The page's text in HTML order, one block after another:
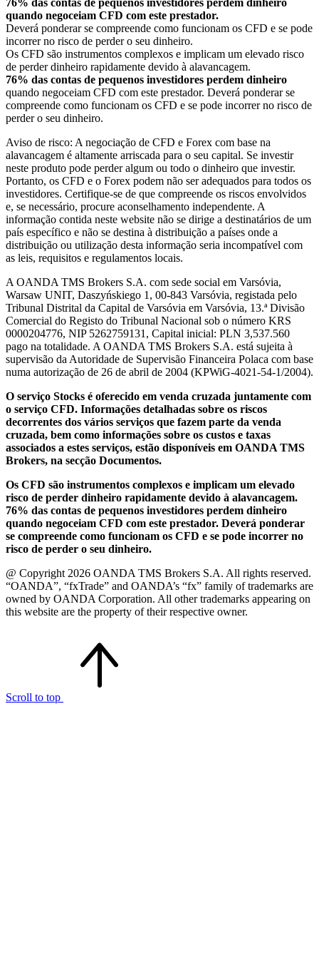
quando negoceiam CFD com este prestador.
Deverá ponderar se compreende como funcionam os CFD e se pode
incorrer no risco de perder o seu dinheiro.
Os CFD são instrumentos complexos e implicam um elevado risco
de perder dinheiro rapidamente devido à alavancagem.
76% das contas de pequenos investidores perdem dinheiro
quando negoceiam CFD com este prestador. Deverá ponderar se
compreende como funcionam os CFD e se pode incorrer no risco de
perder o seu dinheiro.
Aviso de risco: A negociação de CFD e Forex com base na
alavancagem é altamente arriscada para o seu capital. Se investir
neste produto pode perder algum ou todo o dinheiro que investir.
Portanto, os CFD e o Forex podem não ser adequados para todos os
investidores. Certifique-se de que compreende os riscos envolvidos
e, se necessário, procure aconselhamento independente. A
informação contida neste website não se dirige a destinatários de um
país específico e não se destina à distribuição a países onde a
distribuição ou utilização desta informação seria incompatível com
as leis, requisitos e regulamentos locais.
A OANDA TMS Brokers S.A. com sede social em Varsóvia,
Warsaw UNIT, Daszyńskiego 1, 00-843 Varsóvia, registada pelo
Tribunal Distrital da Capital de Varsóvia em Varsóvia, 13.ª Divisão
Comercial do Registo do Tribunal Nacional sob o número KRS
0000204776, NIP 5262759131, Capital inicial: PLN 3,537.560
pago na totalidade. A OANDA TMS Brokers S.A. está sujeita à
supervisão da Autoridade de Supervisão Financeira Polaca com base
numa autorização de 26 de abril de 2004 (KPWiG-4021-54-1/2004).
O serviço Stocks é oferecido em venda cruzada juntamente com
o serviço CFD. Informações detalhadas sobre os riscos
decorrentes dos vários serviços que fazem parte da venda
cruzada, bem como informações sobre os custos e taxas
associados a estes serviços, estão disponíveis em OANDA TMS
Brokers, na secção Documentos.
Os CFD são instrumentos complexos e implicam um elevado
risco de perder dinheiro rapidamente devido à alavancagem.
76% das contas de pequenos investidores perdem dinheiro
quando negoceiam CFD com este prestador. Deverá ponderar
se compreende como funcionam os CFD e se pode incorrer no
risco de perder o seu dinheiro.
@ Copyright 2026 OANDA TMS Brokers S.A. All rights reserved.
“OANDA”, “fxTrade” and OANDA’s “fx” family of trademarks are
owned by OANDA Corporation. All other trademarks appearing on
this website are the property of their respective owner.
Scroll to top